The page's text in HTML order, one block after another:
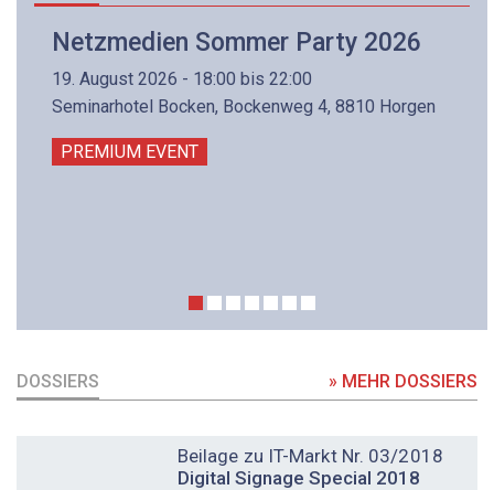
Netzmedien Sommer Party 2026
19. August 2026 - 18:00 bis 22:00
Seminarhotel Bocken, Bockenweg 4, 8810 Horgen
PREMIUM EVENT
DOSSIERS » MEHR DOSSIERS
Beilage zu IT-Markt Nr. 03/2018
Digital Signage Special 2018